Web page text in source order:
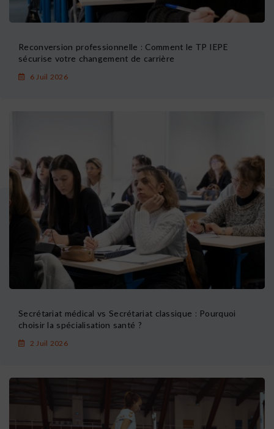
Reconversion professionnelle : Comment le TP IEPE
sécurise votre changement de carrière
6 Juil 2026
Secrétariat médical vs Secrétariat classique : Pourquoi
choisir la spécialisation santé ?
2 Juil 2026